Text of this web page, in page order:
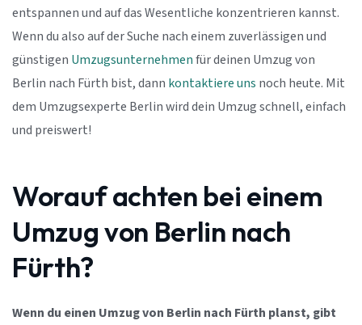
entspannen und auf das Wesentliche konzentrieren kannst.
Wenn du also auf der Suche nach einem zuverlässigen und
günstigen Umzugsunternehmenfür deinen Umzug von
Berlin nach Fürth bist, dann kontaktiere uns noch heute. Mit
dem Umzugsexperte Berlin wird dein Umzug schnell, einfach
und preiswert!
Worauf achten bei einem
Umzug von Berlin nach
Fürth?
Wenn du einen Umzug von Berlin nach Fürth planst, gibt